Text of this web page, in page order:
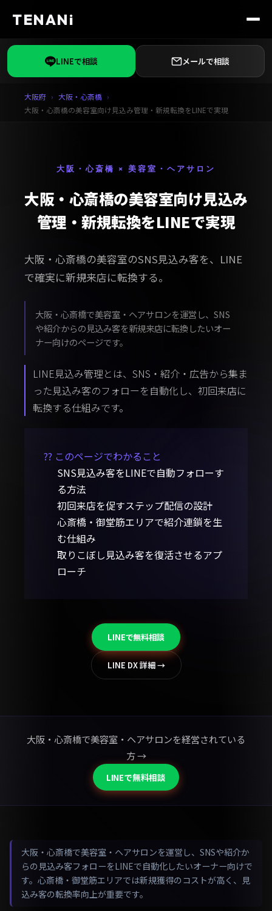
TENANi
LINEで相談 メールで相談
大阪府
大阪・心斎橋
大阪・心斎橋の美容室向け見込み管理・新規転換をLINEで実現
大阪・心斎橋 × 美容室・ヘアサロン
大阪・心斎橋の美容室向け見込み
管理・新規転換をLINEで実現
大阪・心斎橋の美容室のSNS見込み客を、LINE
で確実に新規来店に転換する。
大阪・心斎橋で美容室・ヘアサロンを運営し、SNS
や紹介からの見込み客を新規来店に転換したいオー
ナー向けのページです。
LINE見込み管理とは、SNS・紹介・広告から集ま
った見込み客のフォローを自動化し、初回来店に
転換する仕組みです。
?? このページでわかること
SNS見込み客をLINEで自動フォローす
る方法
初回来店を促すステップ配信の設計
心斎橋・御堂筋エリアで紹介連鎖を生
む仕組み
取りこぼし見込み客を復活させるアプ
ローチ
LINEで無料相談
LINE DX 詳細 →
大阪・心斎橋で美容室・ヘアサロンを経営されている
方 →
LINEで無料相談
大阪・心斎橋で美容室・ヘアサロンを運営し、SNSや紹介か
らの見込み客フォローをLINEで自動化したいオーナー向けで
す。心斎橋・御堂筋エリアでは新規獲得のコストが高く、見
込み客の転換率向上が重要です。